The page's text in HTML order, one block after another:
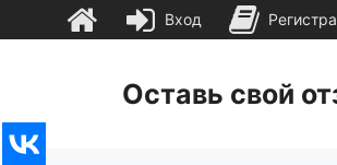
содержимомуОставь свой
Вход